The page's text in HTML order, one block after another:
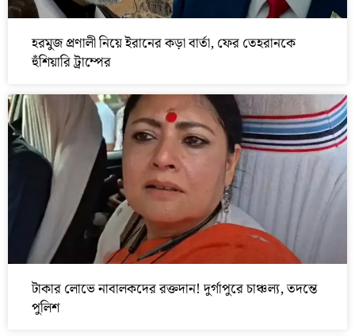
হরমুজ প্রণালী নিয়ে ইরানের কড়া বার্তা, ফের তেহরানকে
হুঁশিয়ারি ট্রাম্পের
টাকার লোভে নাবালকদের রক্তদান! দুর্গাপুরে চাঞ্চল্য, তদন্তে
পুলিশ